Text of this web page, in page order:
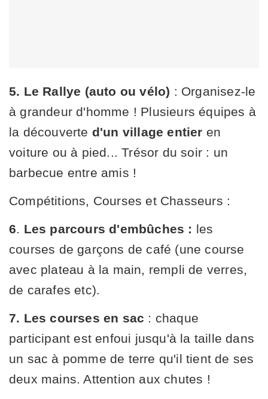
5. Le Rallye (auto ou vélo) : Organisez-le
à grandeur d'homme ! Plusieurs équipes à
la découverte d'un village entier en
voiture ou à pied... Trésor du soir : un
barbecue entre amis !
Compétitions, Courses et Chasseurs :
6 Les parcours d'embûches : les
courses de garçons de café (une course
avec plateau à la main, rempli de verres,
de carafes etc).
7. Les courses en sac : chaque
participant est enfoui jusqu'à la taille dans
un sac à pomme de terre qu'il tient de ses
deux mains. Attention aux chutes !